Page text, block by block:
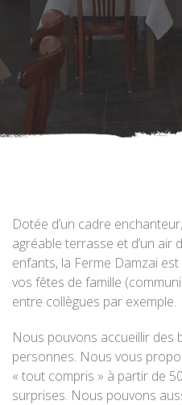
Dotée d’un cadre
agréable terrasse et d’un air
enfants, la Ferme Damzai
vos fêtes de famille
entre collègues par exemple.
Nous pouvons accueillir des
personnes. Nous vous
« tout compris » à partir de
surprises. Nous pouvons